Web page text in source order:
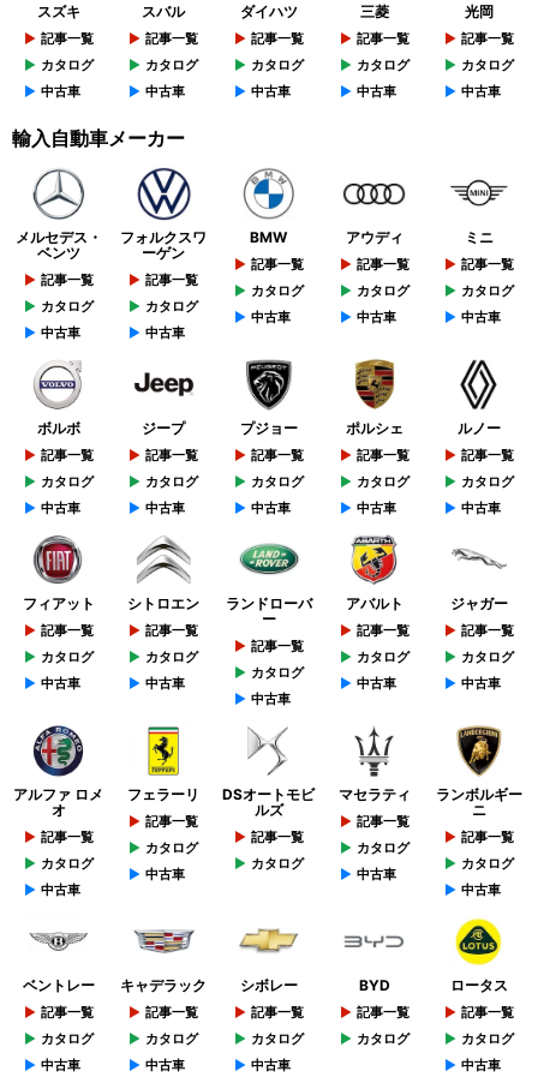
スズキ
記事一覧
カタログ
中古車
スバル
記事一覧
カタログ
中古車
ダイハツ
記事一覧
カタログ
中古車
三菱
記事一覧
カタログ
中古車
光岡
記事一覧
カタログ
中古車
輸入自動車メーカー
メルセデス・
ベンツ
記事一覧
カタログ
中古車
フォルクスワ
ーゲン
記事一覧
カタログ
中古車
BMW
記事一覧
カタログ
中古車
アウディ
記事一覧
カタログ
中古車
ミニ
記事一覧
カタログ
中古車
ボルボ
記事一覧
カタログ
中古車
ジープ
記事一覧
カタログ
中古車
プジョー
記事一覧
カタログ
中古車
ポルシェ
記事一覧
カタログ
中古車
ルノー
記事一覧
カタログ
中古車
フィアット
記事一覧
カタログ
中古車
シトロエン
記事一覧
カタログ
中古車
ランドローバ
ー
記事一覧
カタログ
中古車
アバルト
記事一覧
カタログ
中古車
ジャガー
記事一覧
カタログ
中古車
アルファ ロメ
オ
記事一覧
カタログ
中古車
フェラーリ
記事一覧
カタログ
中古車
DSオートモビ
ルズ
記事一覧
カタログ
マセラティ
記事一覧
カタログ
中古車
ランボルギー
ニ
記事一覧
カタログ
中古車
ベントレー
記事一覧
カタログ
中古車
キャデラック
記事一覧
カタログ
中古車
シボレー
記事一覧
カタログ
中古車
BYD
記事一覧
カタログ
ロータス
記事一覧
カタログ
中古車